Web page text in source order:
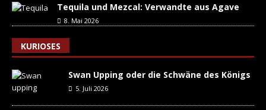
Tequila und Mezcal: Verwandte aus Agave
8. Mai 2026
KURIOSES
Swan Upping oder die Schwäne des Königs
5. Juli 2026